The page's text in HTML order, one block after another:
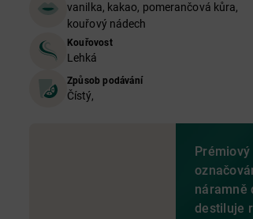
vanilka, kakao, pomerančová kůra,
kouřový nádech
Kouřovost
Lehká
Způsob podávání
Čístý,
náramně
destiluje